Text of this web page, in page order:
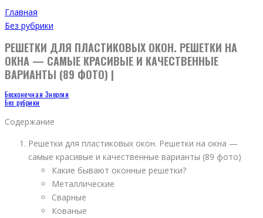
Главная
Без рубрики
РЕШЕТКИ ДЛЯ ПЛАСТИКОВЫХ ОКОН. РЕШЕТКИ НА
ОКНА — САМЫЕ КРАСИВЫЕ И КАЧЕСТВЕННЫЕ
ВАРИАНТЫ (89 ФОТО) |
Бесконечная Энергия
Без рубрики
Содержание
Решетки для пластиковых окон. Решетки на окна —
самые красивые и качественные варианты (89 фото)
Какие бывают оконные решетки?
Металлические
Сварные
Кованые